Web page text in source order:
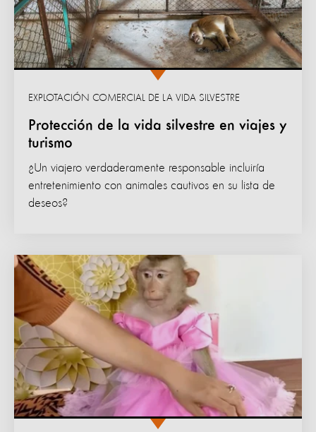
Protección de la vida silvestre en viajes y
turismo
EXPLOTACIÓN COMERCIAL DE LA VIDA SILVESTRE
¿Un viajero verdaderamente responsable incluiría
entretenimiento con animales cautivos en su lista de
deseos?